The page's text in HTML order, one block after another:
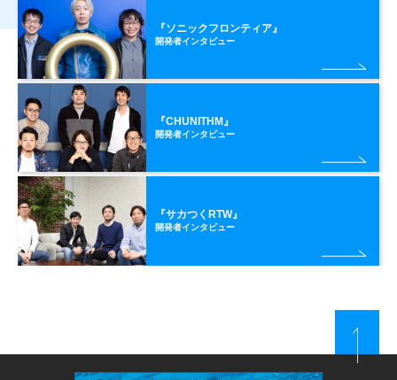
『ソニックフロンティア』
開発者インタビュー
『CHUNITHM』
開発者インタビュー
『サカつくRTW』
開発者インタビュー